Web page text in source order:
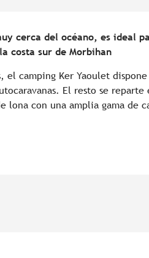
cerca del océano, es ideal
costa sur de Morbihan
el camping Ker Yaoulet
El resto se
lona con una amplia gama de